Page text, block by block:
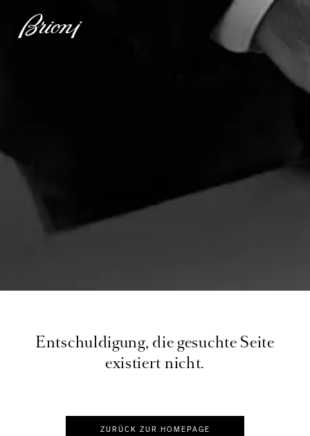
Entschuldigung, die gesuchte Seite
existiert nicht.
ZURÜCK ZUR HOMEPAGE